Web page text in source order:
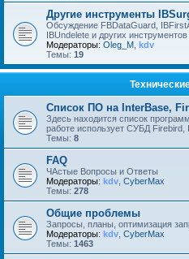
Другие инструменты
Обсуждение FBDataGuard,
IBUndelete и других
Модераторы: Oleg_M kdv
Темы: 19
Список ПО на InterBase,
Здесь находится список
работе использует СУБД Firebird,
Темы: 8
FAQ
ЧАстые Вопросы и Ответы
Модераторы: kdv CyberMax
Темы: 278
Общие проблемы
Запросы, планы, оптимизация
Модераторы: kdv CyberMax
Темы: 1463